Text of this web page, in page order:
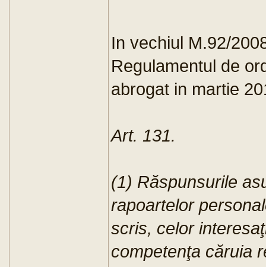
In vechiul M.92/
Regulamentul de
abrogat in martie
Art. 131.
(1) Răspunsurile
rapoartelor
scris, celor
competenţa căruia